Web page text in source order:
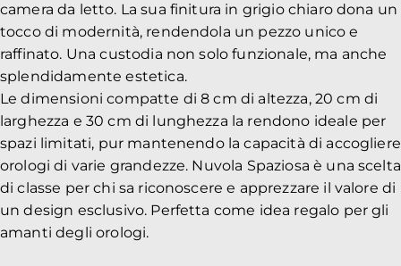
camera da letto. La sua finitura in grigio chiaro dona un
tocco di modernità, rendendola un pezzo unico e
raffinato. Una custodia non solo funzionale, ma anche
splendidamente estetica.
Le dimensioni compatte di 8 cm di altezza, 20 cm di
larghezza e 30 cm di lunghezza la rendono ideale per
spazi limitati, pur mantenendo la capacità di accogliere
orologi di varie grandezze. Nuvola Spaziosa è una scelta
di classe per chi sa riconoscere e apprezzare il valore di
un design esclusivo. Perfetta come idea regalo per gli
amanti degli orologi.